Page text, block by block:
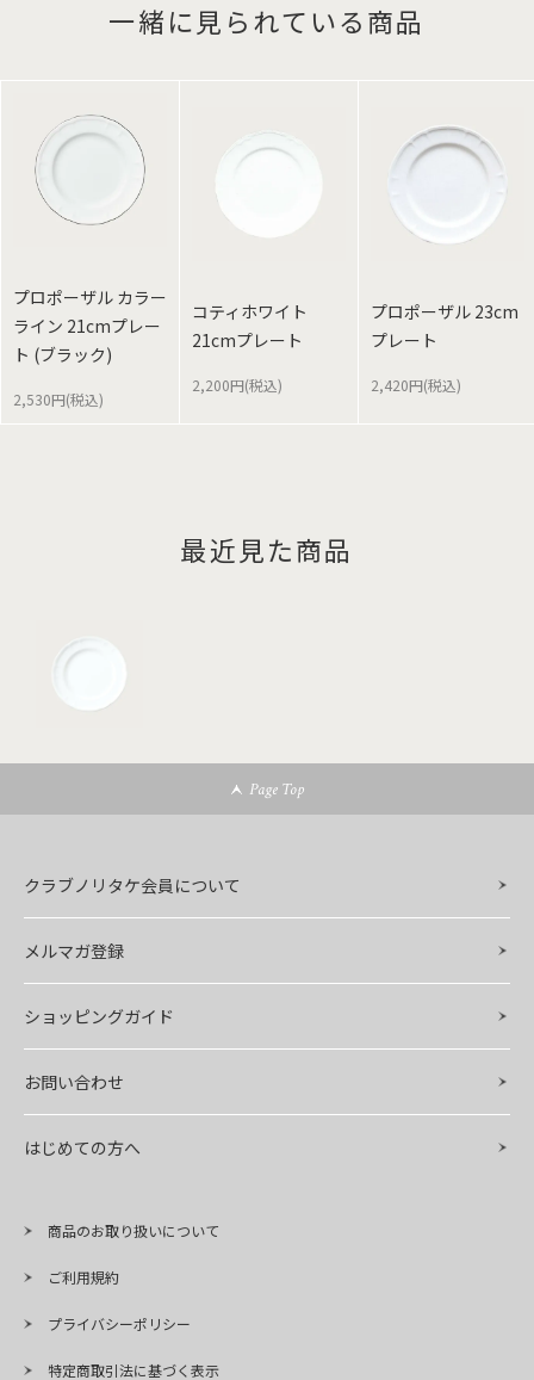
一緒に見られている商品
プロポーザル カラー
ライン 21cmプレー
ト (ブラック)
2,530円(税込)
コティホワイト
21cmプレート
2,200円(税込)
プロポーザル 23cm
プレート
2,420円(税込)
最近見た商品
Page Top
クラブノリタケ会員について
メルマガ登録
ショッピングガイド
お問い合わせ
はじめての方へ
商品のお取り扱いについて
ご利用規約
プライバシーポリシー
特定商取引法に基づく表示